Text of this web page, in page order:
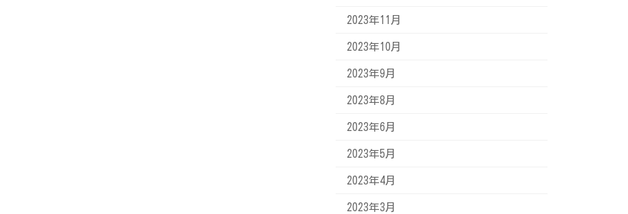
2023年11月
2023年10月
2023年9月
2023年8月
2023年6月
2023年5月
2023年4月
2023年3月